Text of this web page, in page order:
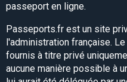
passeport en ligne.
Passeports.fr est un site
l'administration française.
fournis à titre privé
aucune manière possible à